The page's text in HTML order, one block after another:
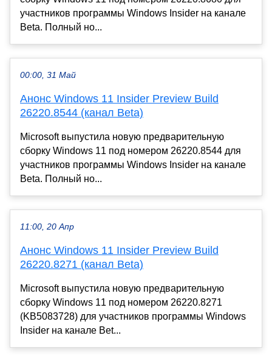
участников программы Windows Insider на канале
Beta. Полный но...
00:00, 31 Май
Анонс Windows 11 Insider Preview Build
26220.8544 (канал Beta)
Microsoft выпустила новую предварительную
сборку Windows 11 под номером 26220.8544 для
участников программы Windows Insider на канале
Beta. Полный но...
11:00, 20 Апр
Анонс Windows 11 Insider Preview Build
26220.8271 (канал Beta)
Microsoft выпустила новую предварительную
сборку Windows 11 под номером 26220.8271
(KB5083728) для участников программы Windows
Insider на канале Bet...